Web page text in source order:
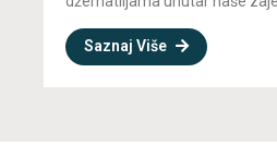
Saznaj Više